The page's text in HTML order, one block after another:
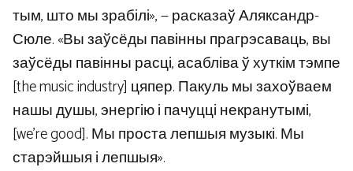
тым, што мы зрабілі», — расказаў Аляксандр-
Сюле. «Вы заўсёды павінны прагрэсаваць, вы
заўсёды павінны расці, асабліва ў хуткім тэмпе
[the music industry] цяпер. Пакуль мы захоўваем
нашы душы, энергію і пачуцці некранутымі,
[we’re good]. Мы проста лепшыя музыкі. Мы
старэйшыя і лепшыя».